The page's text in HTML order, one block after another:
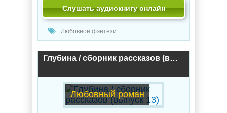
Слушать аудиокнигу онлайн
Любовное фэнтези
Глубина / сборник рассказов (выпуск 13)
Любовный роман